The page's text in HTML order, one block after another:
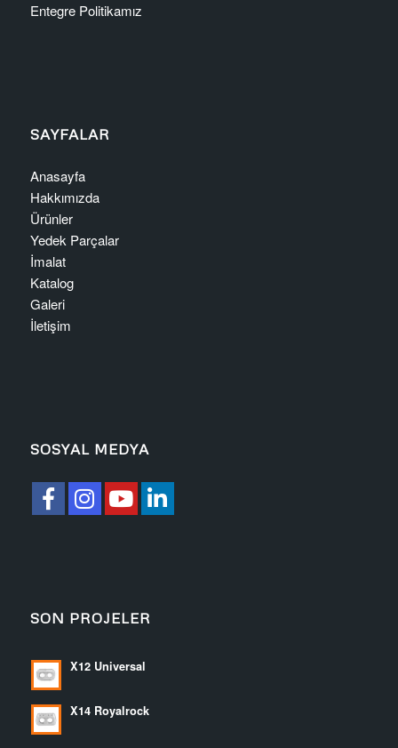
Entegre Politikamız
SAYFALAR
Anasayfa
Hakkımızda
Ürünler
Yedek Parçalar
İmalat
Katalog
Galeri
İletişim
SOSYAL MEDYA
SON PROJELER
X12 Universal
X14 Royalrock